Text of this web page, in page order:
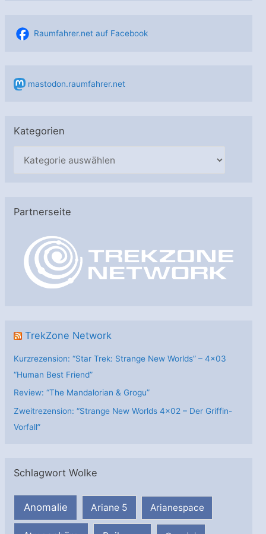
Raumfahrer.net auf Facebook
mastodon.raumfahrer.net
Kategorien
g
Partnerseite
TrekZone Network
Kurzrezension: “Star Trek: Strange New Worlds” – 4×03
“Human Best Friend”
Review: “The Mandalorian & Grogu”
Zweitrezension: “Strange New Worlds 4×02 – Der Griffin-
Vorfall”
Schlagwort Wolke
Anomalie Ariane 5 Arianespace